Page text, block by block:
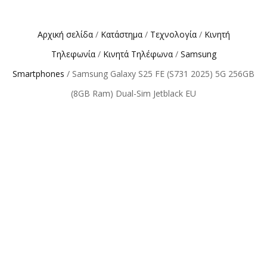
Αρχική σελίδα/ Κατάστημα/ Τεχνολογία/ Κινητή
Τηλεφωνία/ Κινητά Τηλέφωνα/ Samsung
Smartphones / Samsung Galaxy S25 FE (S731 2025) 5G 256GB
(8GB Ram) Dual-Sim Jetblack EU